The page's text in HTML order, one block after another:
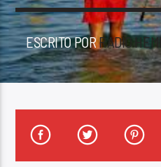
ESCRITO PORRADIO